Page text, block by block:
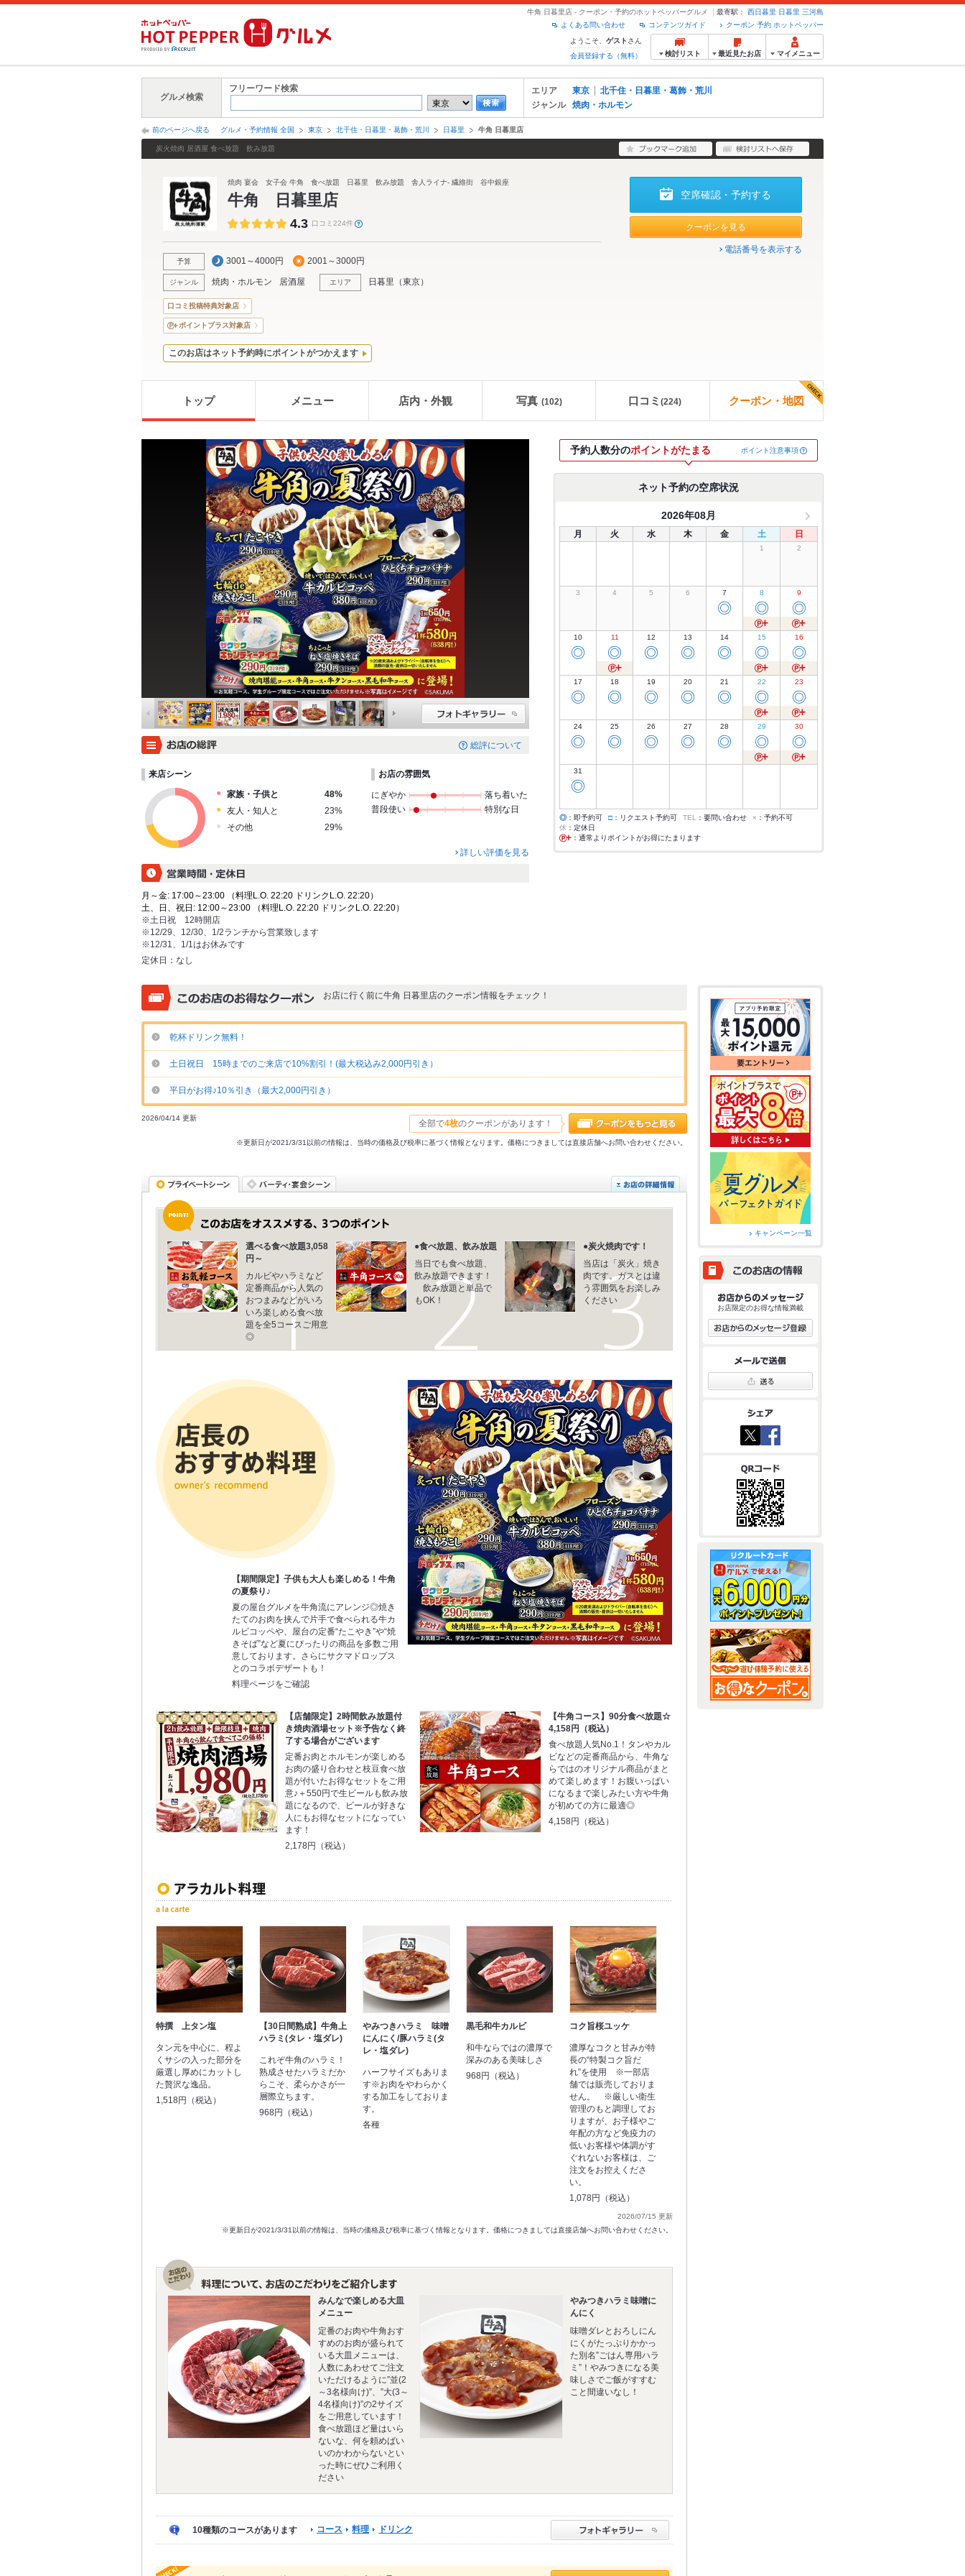
牛角 日暮里店 - クーポン・予約のホットペッパーグルメ 最寄駅： 西日暮里 日暮里 三河島
クーポン 予約 ホットペッパー
コンテンツガイド
よくある問い合わせ
ようこそ、 ゲスト さん
会員登録する（無料）
検討リスト 最近見たお店 マイメニュー
グルメ検索
フリーワード検索 エリア 東京
北千住・日暮里・葛飾・荒川
ジャンル
焼肉・ホルモン
前のページへ戻る グルメ・予約情報 全国 東京 北千住・日暮里・葛飾・荒川 日暮里 牛角 日暮里店
炭火焼肉 居酒屋 食べ放題 飲み放題
焼肉 宴会 女子会 牛角 食べ放題 日暮里 飲み放題 舎人ライナ- 繊維街 谷中銀座
牛角 日暮里店
4.3 口コミ224件
予算 3001～4000円 2001～3000円
ジャンル 焼肉・ホルモン 居酒屋 エリア 日暮里 （東京）
空席確認・予約する
クーポンを見る
電話番号を表示する
口コミ投稿特典対象店
ポイントプラス対象店
このお店はネット予約時にポイントがつかえます
トップ メニュー 店内・外観 写真 (102) 口コミ (224) クーポン・地図
総評について
来店シーン
家族・子供と
48%
友人・知人と
23%
その他
29%
お店の雰囲気
にぎやか
落ち着いた
普段使い
特別な日
詳しい評価を見る
月～金: 17:00～23:00 （料理L.O. 22:20 ドリンクL.O. 22:20）
土、日、祝日: 12:00～23:00 （料理L.O. 22:20 ドリンクL.O. 22:20）
※土日祝 12時開店
※12/29、12/30、1/2ランチから営業致します
※12/31、1/1はお休みです
定休日： なし
予約人数分のポイントがたまる ポイント注意事項
ネット予約の空席状況
2026年08月
月 火 水 木 金 土 日
1 2
3 4 5 6 7
◎
8
◎
9
◎
10
◎
11
◎
12
◎
13
◎
14
◎
15
◎
16
◎
17
◎
18
◎
19
◎
20
◎
21
◎
22
◎
23
◎
24
◎
25
◎
26
◎
27
◎
28
◎
29
◎
30
◎
31
◎
◎ ：即予約可 □ ：リクエスト予約可 TEL ：要問い合わせ × ：予約不可
休 ：定休日
：通常よりポイントがお得にたまります
お店に行く前に牛角 日暮里店のクーポン情報をチェック！
乾杯ドリンク無料！
土日祝日 15時までのご来店で10%割引！(最大税込み2,000円引き）
平日がお得♪10％引き（最大2,000円引き）
全部で4枚のクーポンがあります！
2026/04/14 更新
※更新日が2021/3/31以前の情報は、当時の価格及び税率に基づく情報となります。価格につきましては直接店舗へお問い合わせください。
選べる食べ放題3,058
円～
カルビやハラミなど
定番商品から人気の
おつまみなどがいろ
いろ楽しめる食べ放
題を全5コースご用意
◎
●食べ放題、飲み放題
当日でも食べ放題、
飲み放題できます！
飲み放題と単品で
もOK！
●炭火焼肉です！
当店は「炭火」焼き
肉です。ガスとは違
う雰囲気をお楽しみ
ください
【期間限定】子供も大人も楽しめる！牛角
の夏祭り♪
夏の屋台グルメを牛角流にアレンジ◎焼き
たてのお肉を挟んで片手で食べられる牛カ
ルビコッペや、屋台の定番“たこやき”や“焼
きそば”など夏にぴったりの商品を多数ご用
意しております。さらにサクマドロップス
とのコラボデザートも！
料理ページをご確認
【店舗限定】2時間飲み放題付
き焼肉酒場セット※予告なく終
了する場合がございます
定番お肉とホルモンが楽しめる
お肉の盛り合わせと枝豆食べ放
題が付いたお得なセットをご用
意♪＋550円で生ビールも飲み放
題になるので、ビールが好きな
人にもお得なセットになってい
ます！
2,178円（税込）
【牛角コース】90分食べ放題☆
4,158円（税込）
食べ放題人気No.1！タンやカル
ビなどの定番商品から、牛角な
らではのオリジナル商品がまと
めて楽しめます！お腹いっぱい
になるまで楽しみたい方や牛角
が初めての方に最適◎
4,158円（税込）
特撰 上タン塩
タン元を中心に、程よ
くサシの入った部分を
厳選し厚めにカットし
た贅沢な逸品。
1,518円（税込）
【30日間熟成】牛角上
ハラミ(タレ・塩ダレ)
これぞ牛角のハラミ！
熟成させたハラミだか
らこそ、柔らかさが一
層際立ちます。
968円（税込）
やみつきハラミ 味噌
にんにく/豚ハラミ(タ
レ・塩ダレ)
ハーフサイズもありま
す※お肉をやわらかく
する加工をしておりま
す。
各種
黒毛和牛カルビ
和牛ならではの濃厚で
深みのある美味しさ
968円（税込）
コク旨桜ユッケ
濃厚なコクと甘みが特
長の“特製コク旨だ
れ”を使用 ※一部店
舗では販売しておりま
せん。 ※厳しい衛生
管理のもと調理してお
りますが、お子様やご
年配の方など免疫力の
低いお客様や体調がす
ぐれないお客様は、ご
注文をお控えくださ
い。
1,078円（税込）
2026/07/15 更新
※更新日が2021/3/31以前の情報は、当時の価格及び税率に基づく情報となります。価格につきましては直接店舗へお問い合わせください。
みんなで楽しめる大皿
メニュー
定番のお肉や牛角おす
すめのお肉が盛られて
いる大皿メニューは、
人数にあわせてご注文
いただけるように”並(2
～3名様向け)”、”大(3～
4名様向け)”の2サイズ
をご用意しています！
食べ放題ほど量はいら
ないな、何を頼めばい
いのかわからないとい
った時にぜひご利用く
ださい
やみつきハラミ味噌に
んにく
味噌ダレとおろしにん
にくがたっぷりかかっ
た別名”ごはん専用ハラ
ミ”！やみつきになる美
味しさでご飯がすすむ
こと間違いなし！
10種類のコースがあります コース 料理 ドリンク
キャンペーン一覧
お店限定のお得な情報満載